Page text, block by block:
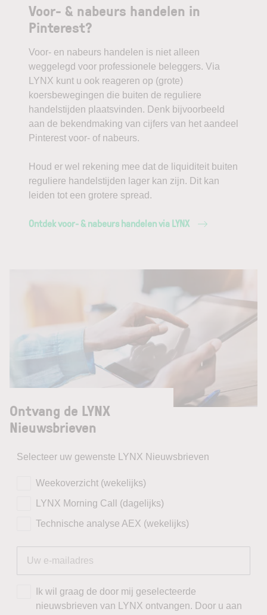
Voor- & nabeurs handelen in
Pinterest?
Voor- en nabeurs handelen is niet alleen
weggelegd voor professionele beleggers. Via
LYNX kunt u ook reageren op (grote)
koersbewegingen die buiten de reguliere
handelstijden plaatsvinden. Denk bijvoorbeeld
aan de bekendmaking van cijfers van het aandeel
Pinterest voor- of nabeurs.
Houd er wel rekening mee dat de liquiditeit buiten
reguliere handelstijden lager kan zijn. Dit kan
leiden tot een grotere spread.
Ontdek voor- & nabeurs handelen via LYNX
Ontvang de LYNX
Nieuwsbrieven
Selecteer uw gewenste LYNX Nieuwsbrieven
Weekoverzicht (wekelijks)
LYNX Morning Call (dagelijks)
Technische analyse AEX (wekelijks)
Ik wil graag de door mij geselecteerde
nieuwsbrieven van LYNX ontvangen. Door u aan